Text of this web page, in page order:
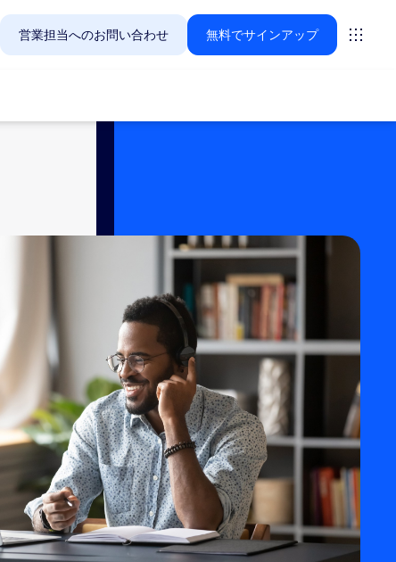
営業担当へのお問い合わせ 無料でサインアップ
のお客様が今関心を寄せているソリューションをご紹
ンサイト